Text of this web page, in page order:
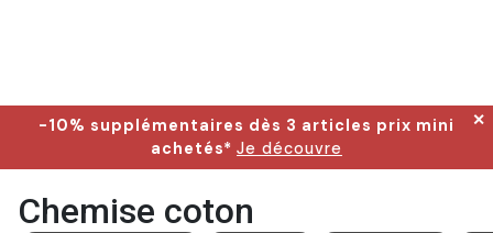
-10% supplémentaires dès 3 articles prix mini
achetés* Je découvre
✕
Chemise coton